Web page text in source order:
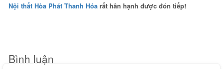
Nội thất Hòa Phát Thanh Hóa rất hân hạnh được đón tiếp!
Bình luận